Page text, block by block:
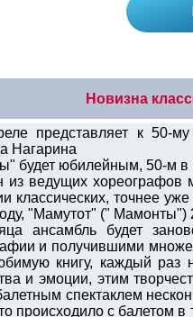
Новизна
представляет к 50-му
Нагарина
юбилейным, 50-м в
из ведущих
классических, точнее
"Мамутот" (" Мамонты")
ансамбль будет
и получившими
книгу, каждый раз
и эмоции, этим
спектаклем
происходило с балетом